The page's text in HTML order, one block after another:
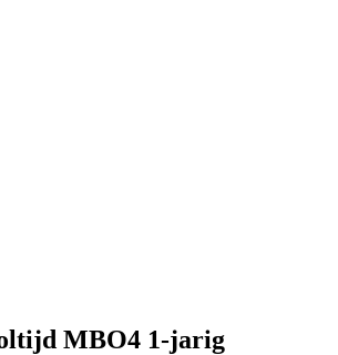
MBO4 1-jarig